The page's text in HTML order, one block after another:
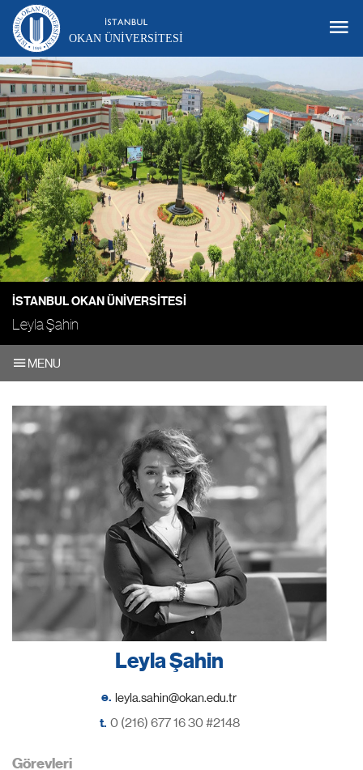
OKAN ÜNIVERSITESI
İSTANBUL OKAN ÜNIVERSITESI
Leyla Şahin
MENU
Leyla Şahin
e.
t. 0 (216) 677 16 30 #2148
Görevleri